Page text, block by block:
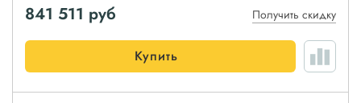
841 511 руб Получить скидку
Купить